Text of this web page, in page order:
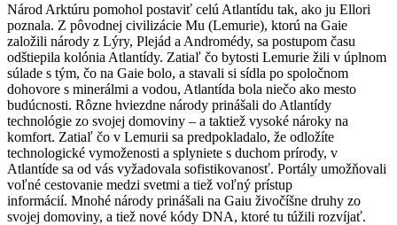
Národ Arktúru pomohol postaviť celú Atlantídu tak, ako ju Ellori
poznala. Z pôvodnej civilizácie Mu (Lemurie), ktorú na Gaie
založili národy z Lýry, Plejád a Andromédy, sa postupom času
odštiepila kolónia Atlantídy. Zatiaľ čo bytosti Lemurie žili v úplnom
súlade s tým, čo na Gaie bolo, a stavali si sídla po spoločnom
dohovore s minerálmi a vodou, Atlantída bola niečo ako mesto
budúcnosti. Rôzne hviezdne národy prinášali do Atlantídy
technológie zo svojej domoviny – a taktiež vysoké nároky na
komfort. Zatiaľ čo v Lemurii sa predpokladalo, že odložíte
technologické vymoženosti a splyniete s duchom prírody, v
Atlantíde sa od vás vyžadovala sofistikovanosť. Portály umožňovali
voľné cestovanie medzi svetmi a tiež voľný prístup
informácií. Mnohé národy prinášali na Gaiu živočíšne druhy zo
svojej domoviny, a tiež nové kódy DNA, ktoré tu túžili rozvíjať.